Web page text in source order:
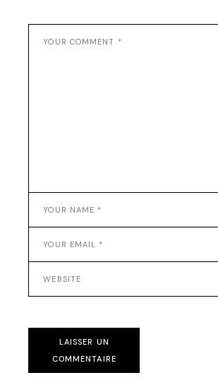
LAISSER UN
COMMENTAIRE